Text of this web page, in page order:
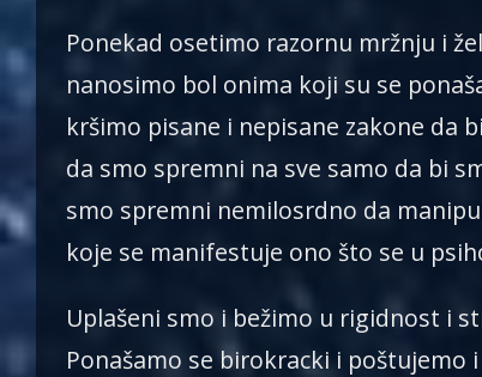
Ponekad osetimo razornu mržnju i
nanosimo bol onima koji su se
kršimo pisane i nepisane zakone da
da smo spremni na sve samo da bi
smo spremni nemilosrdno da
koje se manifestuje ono što se u
Uplašeni smo i bežimo u rigidnost i
Ponašamo se birokracki i